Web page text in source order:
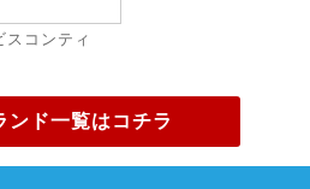
スコンティ
ンド一覧はコチラ